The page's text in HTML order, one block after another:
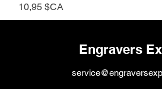
Prix
10,95 $CA
Engravers